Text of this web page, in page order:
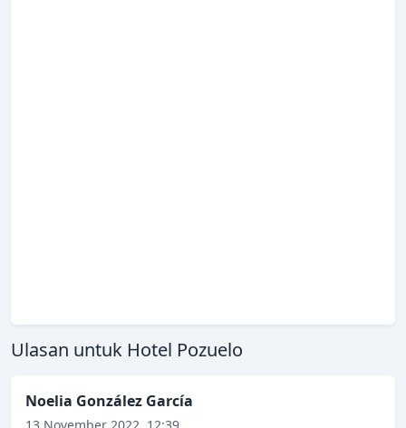
Ulasan untuk Hotel Pozuelo
Noelia González García